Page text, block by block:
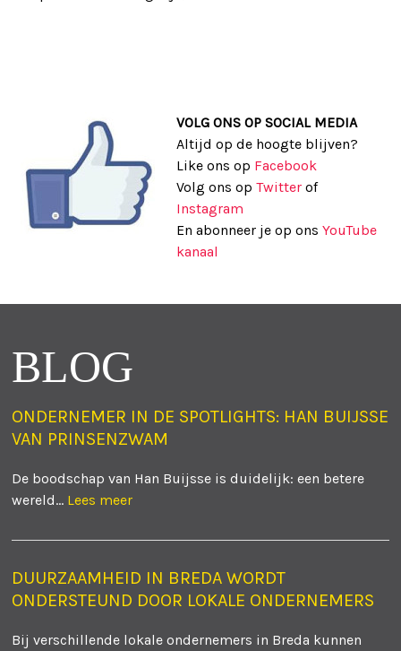
VOLG ONS OP SOCIAL MEDIA
Altijd op de hoogte blijven?
Like ons op Facebook
Volg ons op Twitterof
Instagram
En abonneer je op ons YouTube
kanaal
BLOG
ONDERNEMER IN DE SPOTLIGHTS: HAN BUIJSSE
VAN PRINSENZWAM
De boodschap van Han Buijsse is duidelijk: een betere
wereld... Lees meer
DUURZAAMHEID IN BREDA WORDT
ONDERSTEUND DOOR LOKALE ONDERNEMERS
Bij verschillende lokale ondernemers in Breda kunnen